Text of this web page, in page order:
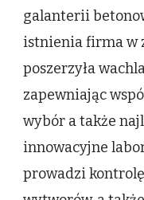
galanterii
istnienia firma w
poszerzyła
zapewniając
wybór a także
innowacyjne
prowadzi